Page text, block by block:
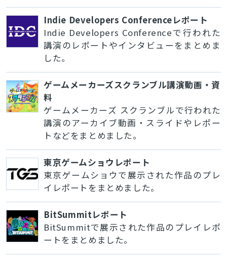
Indie Developers Conferenceレポート
Indie Developers Conferenceで行われた
講演のレポートやインタビューをまとめま
した。
ゲームメーカーズスクランブル講演動画・資
料
ゲームメーカーズ スクランブルで行われた
講演のアーカイブ動画・スライドやレポー
トなどをまとめました。
東京ゲームショウレポート
東京ゲームショウで展示された作品のプレ
イレポートをまとめました。
BitSummitレポート
BitSummitで展示された作品のプレイレポ
ートをまとめました。